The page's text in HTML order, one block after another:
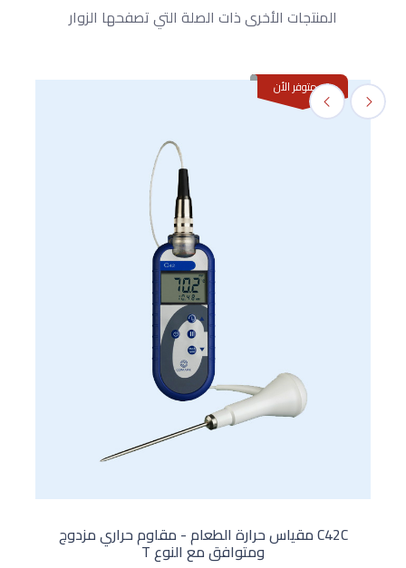
المنتجات الأخرى ذات الصلة التي تصفحها الزوار
غير متوفر الأن
C42C مقياس حرارة الطعام - مقاوم حراري مزدوج
ومتوافق مع النوع T